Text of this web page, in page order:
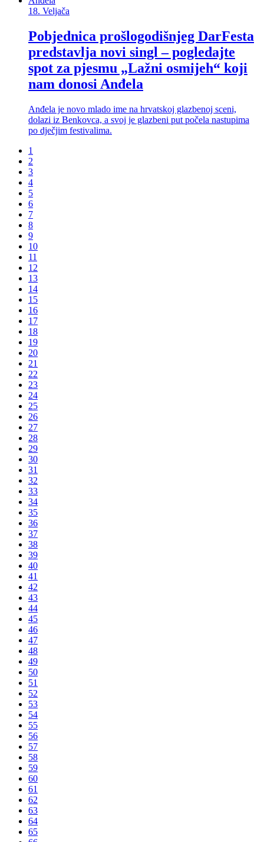
18. Veljača
Pobjednica prošlogodišnjeg DarFesta
predstavlja novi singl – pogledajte
spot za pjesmu „Lažni osmijeh“ koji
nam donosi Anđela
Anđela je novo mlado ime na hrvatskoj glazbenoj sceni,
dolazi iz Benkovca, a svoj je glazbeni put počela nastupima
po dječjim festivalima.
1
2
3
4
5
6
7
8
9
10
11
12
13
14
15
16
17
18
19
20
21
22
23
24
25
26
27
28
29
30
31
32
33
34
35
36
37
38
39
40
41
42
43
44
45
46
47
48
49
50
51
52
53
54
55
56
57
58
59
60
61
62
63
64
65